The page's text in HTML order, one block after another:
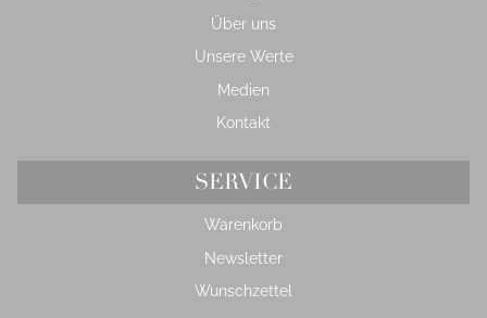
Über uns
Unsere Werte
Medien
Kontakt
SERVICE
Warenkorb
Newsletter
Wunschzettel